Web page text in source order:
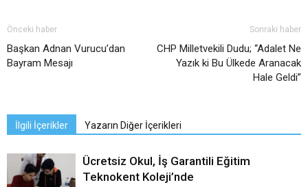
Önceki haber
Başkan Adnan Vurucu’dan
Bayram Mesajı
Sonraki haber
CHP Milletvekili Dudu; “Adalet Ne
Yazık ki Bu Ülkede Aranacak
Hale Geldi”
İlgili İçerikler Yazarın Diğer İçerikleri
Ücretsiz Okul, İş Garantili Eğitim
Teknokent Koleji’nde